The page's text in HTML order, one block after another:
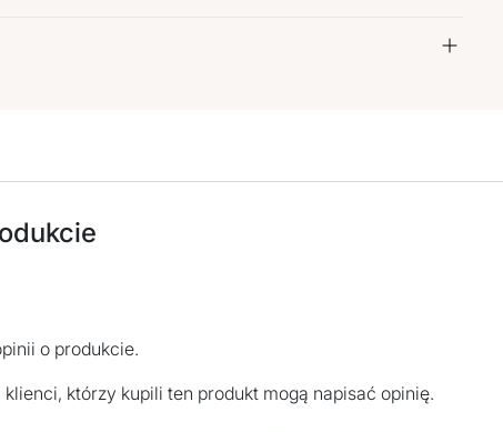
o produkcie.
którzy kupili ten produkt mogą napisać opinię.